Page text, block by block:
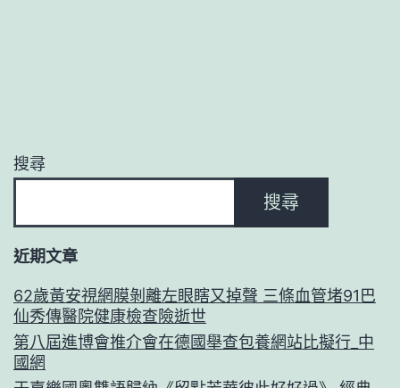
搜尋
搜尋
近期文章
62歲黃安視網膜剝離左眼瞎又掉聲 三條血管堵91巴
仙秀傳醫院健康檢查險逝世
第八屆進博會推介會在德國舉查包養網站比擬行_中
國網